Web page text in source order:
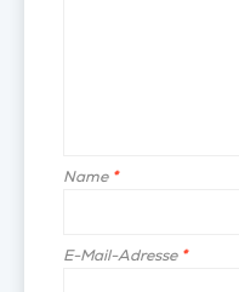
Name *
E-Mail-Adresse *